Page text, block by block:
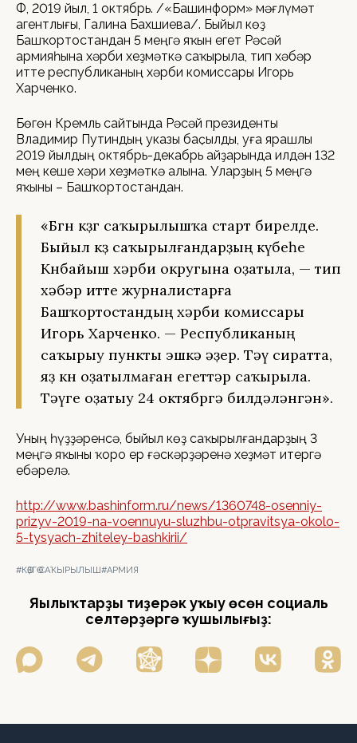
ӨФӨ, 2019 йыл, 1 октябрь. /«Башинформ» мәғлүмәт
агентлығы, Галина Бахшиева/. Быйыл көҙ
Башҡортостандан 5 меңгә яҡын егет Рәсәй
армияһына хәрби хеҙмәткә саҡырыла, тип хәбәр
итте республиканың хәрби комиссары Игорь
Харченко.
Бөгөн Кремль сайтында Рәсәй президенты
Владимир Путиндың указы баҫылды, уға ярашлы
2019 йылдың октябрь-декабрь айҙарында илдән 132
мең кеше хәри хеҙмәткә алына. Уларҙың 5 меңгә
яҡыны – Башҡортостандан.
«Бөгөн көҙгө саҡырылышҡа старт бирелде.
Быйыл көҙ саҡырылғандарҙың күбеһе
Көнбайыш хәрби округына оҙатыла, — тип
хәбәр итте журналистарға
Башҡортостандың хәрби комиссары
Игорь Харченко. — Республиканың
саҡырыу пункты эшкә әҙер. Тәү сиратта,
яҙ көнө оҙатылмаған егеттәр саҡырыла.
Тәүге оҙатыу 24 октябргә билдәләнгән».
Уның һүҙҙәренсә, быйыл көҙ саҡырылғандарҙың 3
меңгә яҡыны ҡоро ер ғәскәрҙәренә хеҙмәт итергә
ебәрелә.
http://www.bashinform.ru/news/1360748-osenniy-
prizyv-2019-na-voennuyu-sluzhbu-otpravitsya-okolo-
5-tysyach-zhiteley-bashkirii/
#КӨҘГӨ САҠЫРЫЛЫШ#АРМИЯ
Яңылыҡтарҙы тиҙерәк уҡыу өсөн социаль
селтәрҙәргә ҡушылығыҙ: